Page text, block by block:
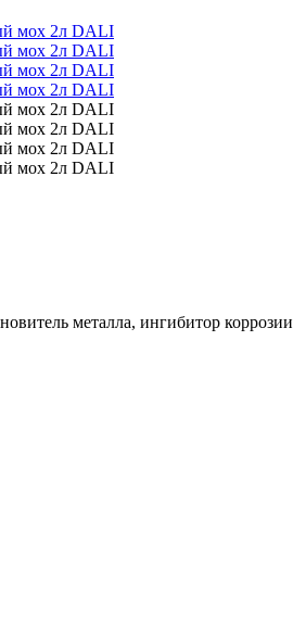
металла, ингибитор коррозии